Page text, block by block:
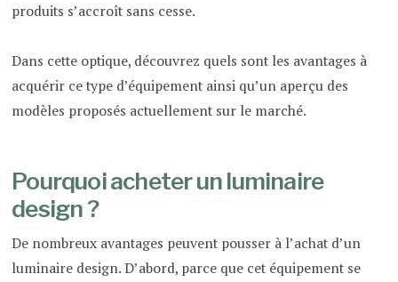
produits s’accroît sans cesse.
Dans cette optique, découvrez quels sont les avantages à
acquérir ce type d’équipement ainsi qu’un aperçu des
modèles proposés actuellement sur le marché.
Pourquoi acheter un luminaire
design ?
De nombreux avantages peuvent pousser à l’achat d’un
luminaire design. D’abord, parce que cet équipement se